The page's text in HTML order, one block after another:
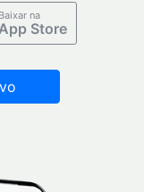
Baixar na
App Store